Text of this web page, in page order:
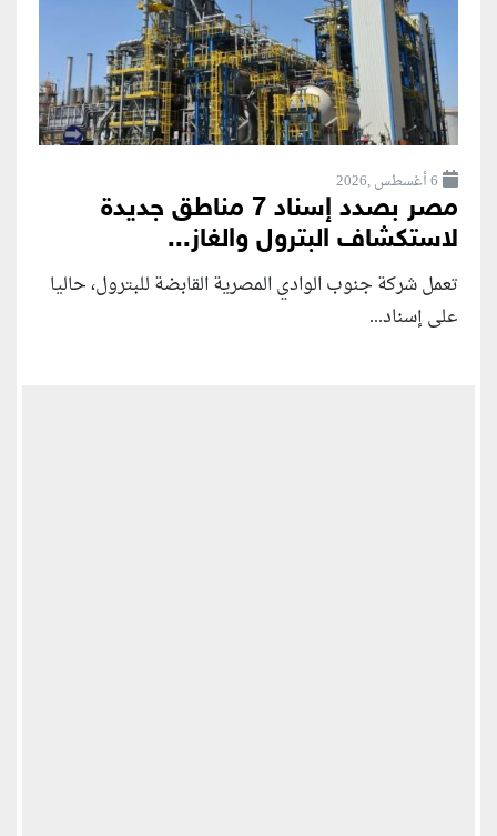
6 أغسطس ,2026
مصر بصدد إسناد 7 مناطق جديدة
لاستكشاف البترول والغاز...
تعمل شركة جنوب الوادي المصرية القابضة للبترول، حاليا
على إسناد...